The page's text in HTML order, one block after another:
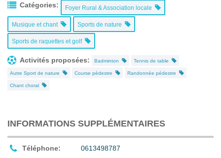
Catégories: Foyer Rural & Association locale
Musique et chant Sports de nature
Sports de raquettes et golf
Activités proposées: Badminton Tennis de table
Autre Sport de nature Course pédestre Randonnée pédestre
Chant choral
INFORMATIONS SUPPLÉMENTAIRES
Téléphone: 0613498787